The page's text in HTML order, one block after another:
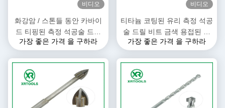
비디오
화강암 / 스톤들 동안 카바이
드 티핑된 측정 석공술 드릴
비트 4일부터 10일까지 밀리
가장 좋은 가격 을 구하라
비디오
티타늄 코팅된 유리 측정 석공
술 드릴 비트 금색 용접된 절
차
가장 좋은 가격 을 구하라